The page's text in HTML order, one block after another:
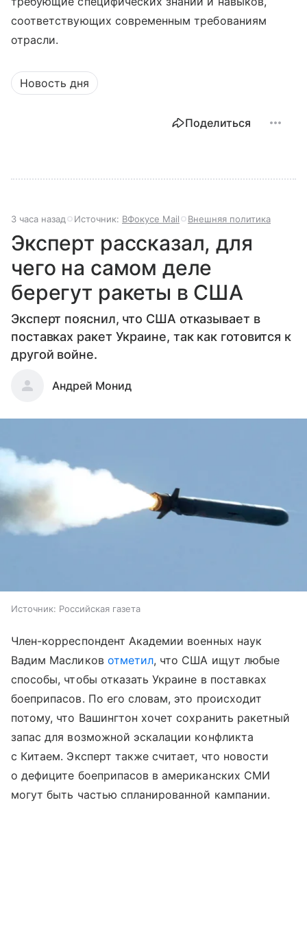
соответствующих современным требованиям
отрасли.
Новость дня
Поделиться
3 часа назад Источник: ВФокусе Mail Внешняя политика
Эксперт рассказал, для
чего на самом деле
берегут ракеты в США
Эксперт пояснил, что США отказывает в
поставках ракет Украине, так как готовится к
другой войне.
Андрей Монид
Источник: Российская газета
Член-корреспондент Академии военных наук
Вадим Масликов отметил, что США ищут любые
способы, чтобы отказать Украине в поставках
боеприпасов. По его словам, это происходит
потому, что Вашингтон хочет сохранить ракетный
запас для возможной эскалации конфликта
с Китаем. Эксперт также считает, что новости
о дефиците боеприпасов в американских СМИ
могут быть частью спланированной кампании.